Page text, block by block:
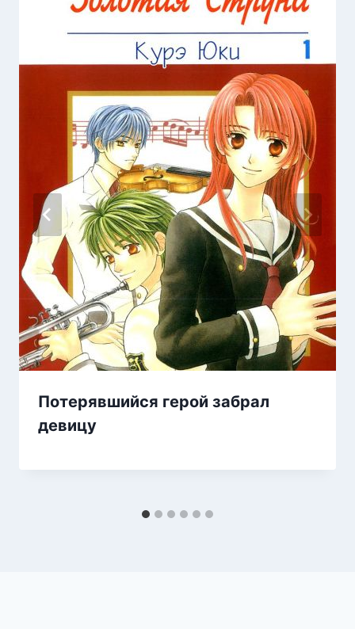
Потерявшийся герой забрал
девицу